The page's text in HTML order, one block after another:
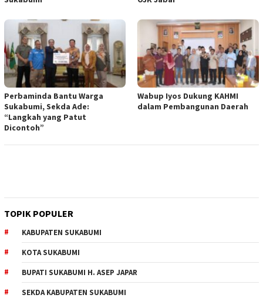
Perbaminda Bantu Warga
Sukabumi, Sekda Ade:
“Langkah yang Patut
Dicontoh”
Wabup Iyos Dukung KAHMI
dalam Pembangunan Daerah
TOPIK POPULER
KABUPATEN SUKABUMI
KOTA SUKABUMI
BUPATI SUKABUMI H. ASEP JAPAR
SEKDA KABUPATEN SUKABUMI